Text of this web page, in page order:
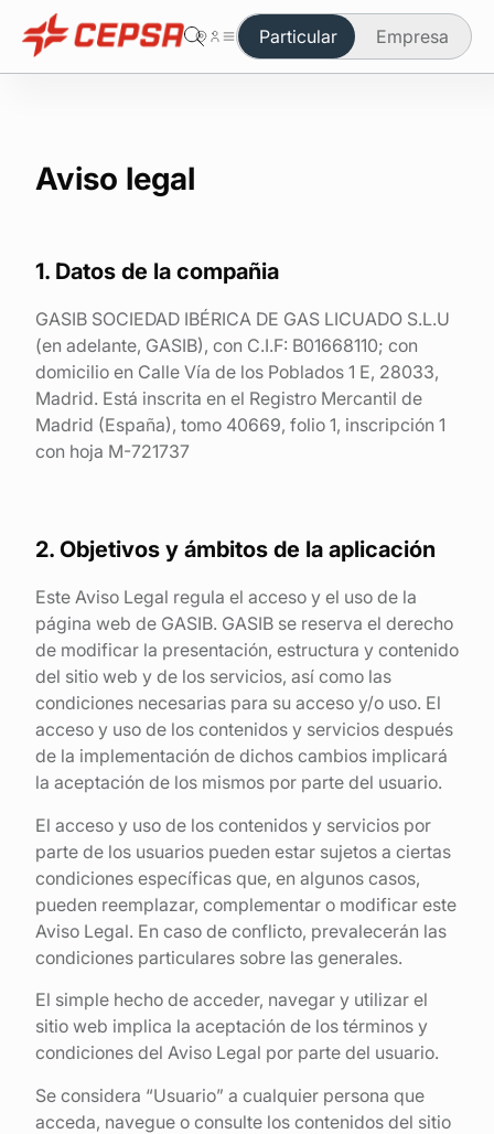
Particular Empresa
Butano
Autogás
Qué producto necesitas
Seguridad y mantenimiento
Haz tu pedido online
Contacta con tu distribuidor
Acceso área privada
Esp
Aviso legal
1. Datos de la compañia
GASIB SOCIEDAD IBÉRICA DE GAS LICUADO S.L.U
(en adelante, GASIB), con C.I.F: B01668110; con
domicilio en Calle Vía de los Poblados 1 E, 28033,
Madrid. Está inscrita en el Registro Mercantil de
Madrid (España), tomo 40669, folio 1, inscripción 1
con hoja M-721737
2. Objetivos y ámbitos de la aplicación
Este Aviso Legal regula el acceso y el uso de la
página web de GASIB. GASIB se reserva el derecho
de modificar la presentación, estructura y contenido
del sitio web y de los servicios, así como las
condiciones necesarias para su acceso y/o uso. El
acceso y uso de los contenidos y servicios después
de la implementación de dichos cambios implicará
la aceptación de los mismos por parte del usuario.
El acceso y uso de los contenidos y servicios por
parte de los usuarios pueden estar sujetos a ciertas
condiciones específicas que, en algunos casos,
pueden reemplazar, complementar o modificar este
Aviso Legal. En caso de conflicto, prevalecerán las
condiciones particulares sobre las generales.
El simple hecho de acceder, navegar y utilizar el
sitio web implica la aceptación de los términos y
condiciones del Aviso Legal por parte del usuario.
Se considera “Usuario” a cualquier persona que
acceda, navegue o consulte los contenidos del sitio